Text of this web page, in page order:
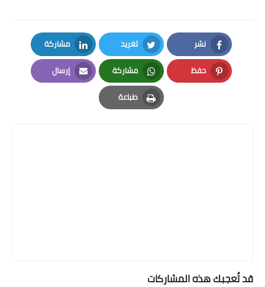
نشر
Facebook
تغريد
Twitter
مشاركة
LinkedIn
حفظ
Pinterest
مشاركة
Whatsapp
إرسال
Email
طباعة
Print
قد تُعجبك هذه المشاركات